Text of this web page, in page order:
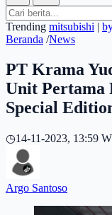
Trending mitsubishi |
Beranda /News
PT Krama
Unit Pertama
Special
◷14-11-2023, 13:59
Argo Santoso